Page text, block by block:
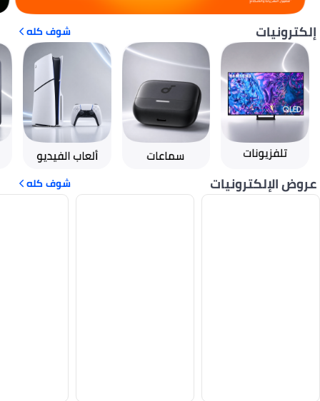
إلكترونيات شوف كله
عروض الإلكترونيات شوف كله